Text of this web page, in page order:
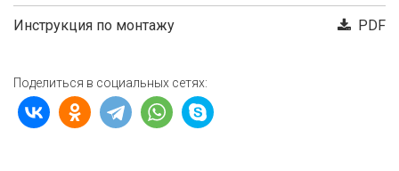
Инструкция по монтажу PDF
Поделиться в социальных сетях: